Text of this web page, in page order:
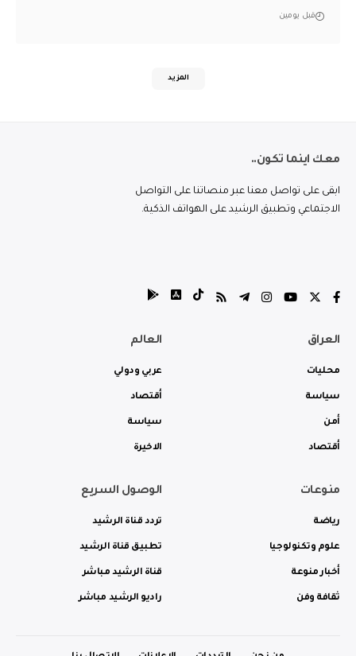
قبل يومين
المزيد
معك اينما تكون..
ابقى على تواصل معنا عبر منصاتنا على التواصل
الاجتماعي وتطبيق الرشيد على الهواتف الذكية.
العراق
محليات
سياسة
أمن
أقتصاد
العالم
عربي ودولي
أقتصاد
سياسة
الاخيرة
منوعات
رياضة
علوم وتكنولوجيا
أخبار منوعة
ثقافة وفن
الوصول السريع
تردد قناة الرشيد
تطبيق قناة الرشيد
قناة الرشيد مباشر
راديو الرشيد مباشر